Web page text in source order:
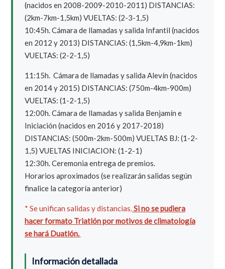
(nacidos en 2008-2009-2010-2011) DISTANCIAS:
(2km-7km-1,5km) VUELTAS: (2-3-1,5)
10:45h. Cámara de llamadas y salida Infantil (nacidos
en 2012 y 2013) DISTANCIAS: (1,5km-4,9km-1km)
VUELTAS: (2-2-1,5)
11:15h. Cámara de llamadas y salida Alevín (nacidos
en 2014 y 2015) DISTANCIAS: (750m-4km-900m)
VUELTAS: (1-2-1,5)
12:00h. Cámara de llamadas y salida Benjamín e
Iniciación (nacidos en 2016 y 2017-2018)
DISTANCIAS: (500m-2km-500m) VUELTAS BJ: (1-2-
1,5) VUELTAS INICIACION: (1-2-1)
12:30h. Ceremonia entrega de premios.
Horarios aproximados (se realizarán salidas según
finalice la categoría anterior)
* Se unifican salidas y distancias.Si no se pudiera
hacer formato Triatlón por motivos de climatología
se hará Duatlón.
Información detallada